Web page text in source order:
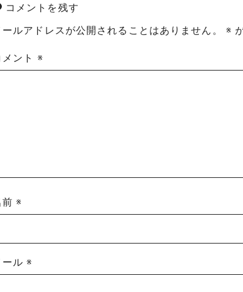
コメントを残す
ールアドレスが公開されることはありません。
※
メント ※
前※
ール※